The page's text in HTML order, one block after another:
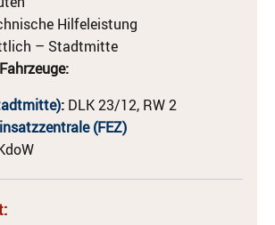
Hilfeleistung
– Stadtmitte
: DLK 23/12, RW 2
(FEZ)